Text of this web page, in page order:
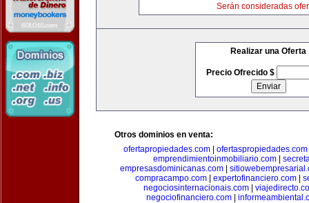
Serán consideradas
Realizar una Oferta
Precio Ofrecido $
Otros dominios en venta:
ofertapropiedades.com
ofertaspropiedades.com
emprendimientoinmobiliario.com|
empresasdominicanas.com|
compracampo.com| expertofinanciero.com|
negociosinternacionais.com
negociofinanciero.com